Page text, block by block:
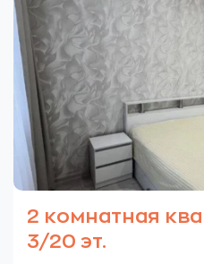
2 комнатная
3/20 эт.